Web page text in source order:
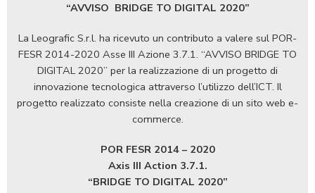
“AVVISO BRIDGE TO DIGITAL 2020”
La Leografic S.r.l. ha ricevuto un contributo a valere sul POR-
FESR 2014-2020 Asse III Azione 3.7.1. “AVVISO BRIDGE TO
DIGITAL 2020” per la realizzazione di un progetto di
innovazione tecnologica attraverso l’utilizzo dell’ICT. Il
progetto realizzato consiste nella creazione di un sito web e-
commerce.
POR FESR 2014 – 2020
Axis III Action 3.7.1.
“BRIDGE TO DIGITAL 2020”